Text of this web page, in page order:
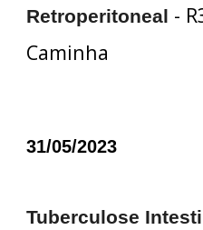
Retroperitoneal -
Caminha
31/05/2023
Tuberculose